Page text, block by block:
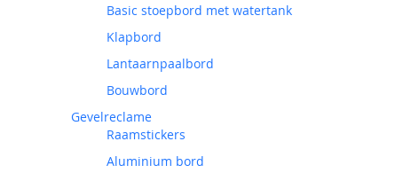
Basic stoepbord met watertank
Klapbord
Lantaarnpaalbord
Bouwbord
Gevelreclame
Raamstickers
Aluminium bord